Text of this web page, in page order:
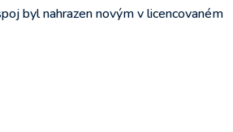
byl nahrazen novým v licencovaném